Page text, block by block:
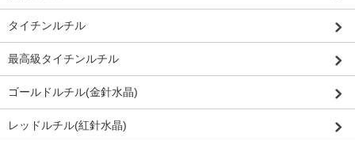
タイチンルチル
最高級タイチンルチル
ゴールドルチル(金針水晶)
レッドルチル(紅針水晶)